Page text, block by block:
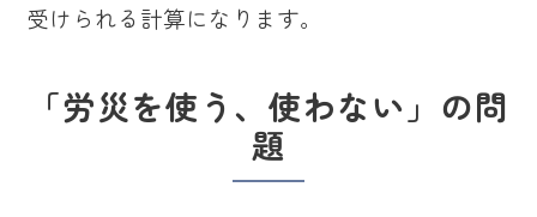
受けられる計算になります。
「労災を使う、使わない」の問
題